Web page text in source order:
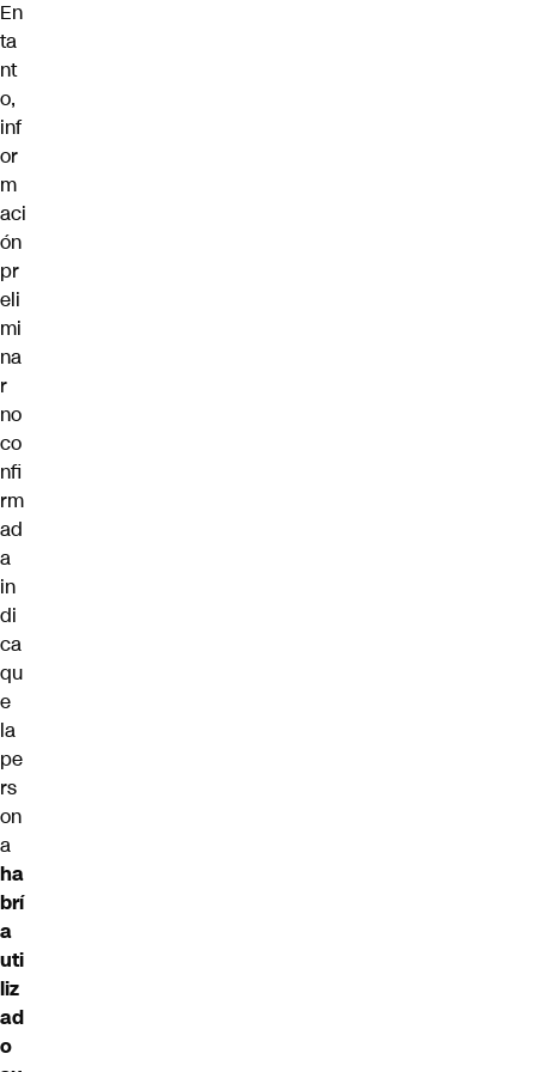
En
ta
nt
o,
inf
or
m
aci
ón
pr
eli
mi
na
r
no
co
nfi
rm
ad
a
in
di
ca
qu
e
la
pe
rs
on
a
ha
brí
a
uti
liz
ad
o